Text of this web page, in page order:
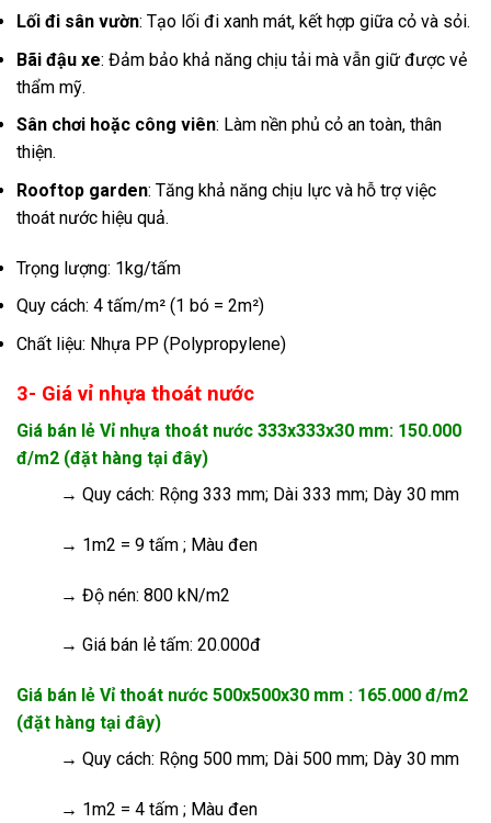
Lối đi sân vườn: Tạo lối đi xanh mát, kết hợp giữa cỏ và sỏi.
Bãi đậu xe: Đảm bảo khả năng chịu tải mà vẫn giữ được vẻ
thẩm mỹ.
Sân chơi hoặc công viên: Làm nền phủ cỏ an toàn, thân
thiện.
Rooftop garden: Tăng khả năng chịu lực và hỗ trợ việc
thoát nước hiệu quả.
Trọng lượng: 1kg/tấm
Quy cách: 4 tấm/m² (1 bó = 2m²)
Chất liệu: Nhựa PP (Polypropylene)
3- Giá vỉ nhựa thoát nước
Giá bán lẻ Vỉ nhựa thoát nước 333x333x30 mm: 150.000
đ/m2 (đặt hàng tại đây)
→ Quy cách: Rộng 333 mm; Dài 333 mm; Dày 30 mm
→ 1m2 = 9 tấm ; Màu đen
→ Độ nén: 800 kN/m2
→ Giá bán lẻ tấm: 20.000đ
Giá bán lẻ Vỉ thoát nước 500x500x30 mm : 165.000 đ/m2
(đặt hàng tại đây)
→ Quy cách: Rộng 500 mm; Dài 500 mm; Dày 30 mm
→ 1m2 = 4 tấm ; Màu đen